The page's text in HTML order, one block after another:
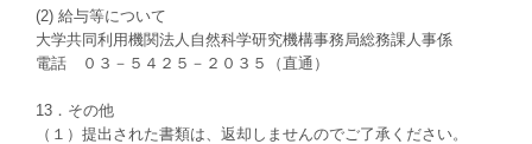
(2) 給与等について
大学共同利用機関法人自然科学研究機構事務局総務課人事係
電話 ０３－５４２５－２０３５（直通）
13．その他
（１）提出された書類は、返却しませんのでご了承ください。